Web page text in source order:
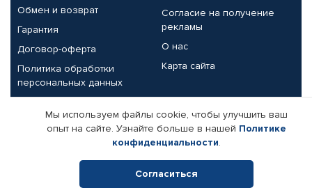
Обмен и возврат
Гарантия
Договор-оферта
Политика обработки
персональных данных
Согласие на получение
рекламы
О нас
Карта сайта
Партнерам
Корпоративным клиентам
Поставщикам
Реквизиты компании
Мы используем файлы cookie, чтобы улучшить ваш
опыт на сайте. Узнайте больше в нашей Политике
конфиденциальности.
Согласиться